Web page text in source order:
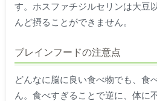
す。ホスファチジルセリンは大豆
んど摂ることができません。
ブレインフードの注意点
どんなに脳に良い食べ物でも、食
ん。食べすぎることで逆に、体に